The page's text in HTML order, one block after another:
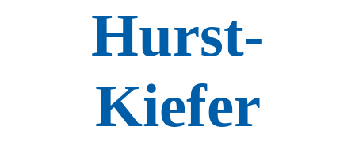
Hurst-
Kiefer